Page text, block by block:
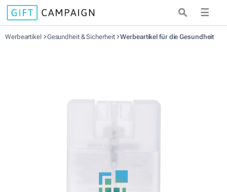
☰
Werbeartikel Gesundheit & Sicherheit Werbeartikel für die Gesundheit